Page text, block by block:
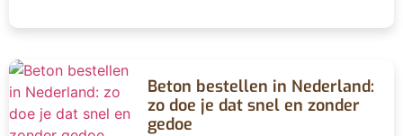
Beton bestellen in Nederland:
zo doe je dat snel en zonder
gedoe